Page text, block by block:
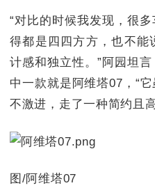
“对比的时候我发现，很
得都是四四方方，也不能
计感和独立性。”阿园坦
中一款就是阿维塔07，“
不激进，走了一种简约且
图/阿维塔07